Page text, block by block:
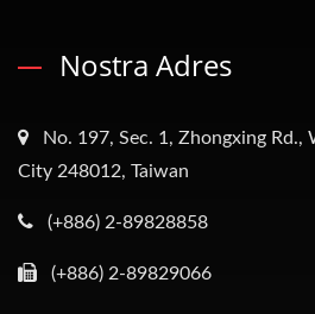
Nostra Adres
No. 197, Sec. 1, Zhongxing Rd.,
City 248012, Taiwan
(+886) 2-89828858
(+886) 2-89829066